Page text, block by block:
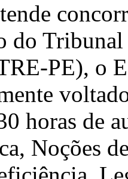
do
PE), o
horas de
Noções